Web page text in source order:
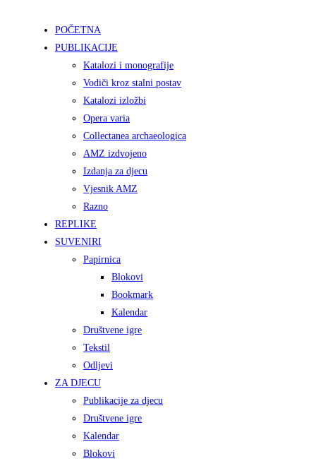
POČETNA
PUBLIKACIJE
Katalozi i monografije
Vodiči kroz stalni postav
Katalozi izložbi
Opera varia
Collectanea archaeologica
AMZ izdvojeno
Izdanja za djecu
Vjesnik AMZ
Razno
REPLIKE
SUVENIRI
Papirnica
Blokovi
Bookmark
Kalendar
Društvene igre
Tekstil
Odljevi
ZA DJECU
Publikacije za djecu
Društvene igre
Kalendar
Blokovi